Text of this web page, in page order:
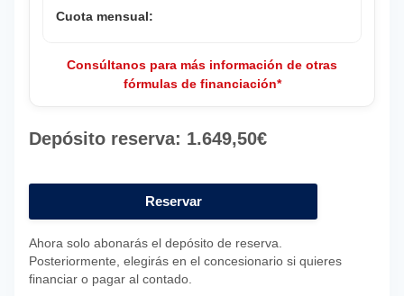
Cuota mensual:
Consúltanos para más información de otras
fórmulas de financiación*
Depósito reserva: 1.649,50€
ROC
R
LINE
1.5
Reservar
Ahora solo abonarás el depósito de reserva.
Posteriormente, elegirás en el concesionario si quieres
financiar o pagar al contado.